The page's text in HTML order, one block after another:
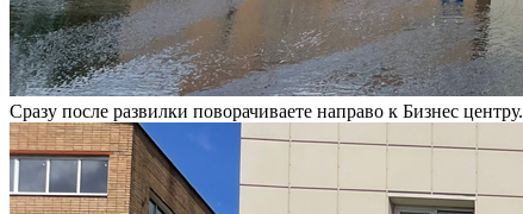
Сразу после развилки поворачиваете направо к Бизнес центру.